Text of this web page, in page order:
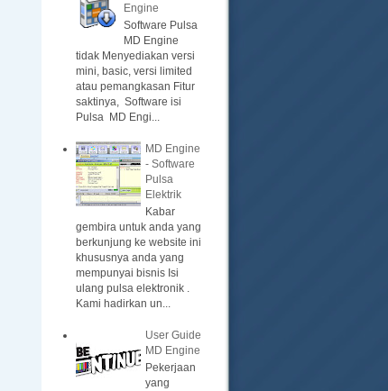
Engine
Software Pulsa
MD Engine
tidak Menyediakan versi
mini, basic, versi limited
atau pemangkasan Fitur
saktinya, Software isi
Pulsa MD Engi...
MD Engine
- Software
Pulsa
Elektrik
Kabar
gembira untuk anda yang
berkunjung ke website ini
khususnya anda yang
mempunyai bisnis Isi
ulang pulsa elektronik .
Kami hadirkan un...
User Guide
MD Engine
Pekerjaan
yang